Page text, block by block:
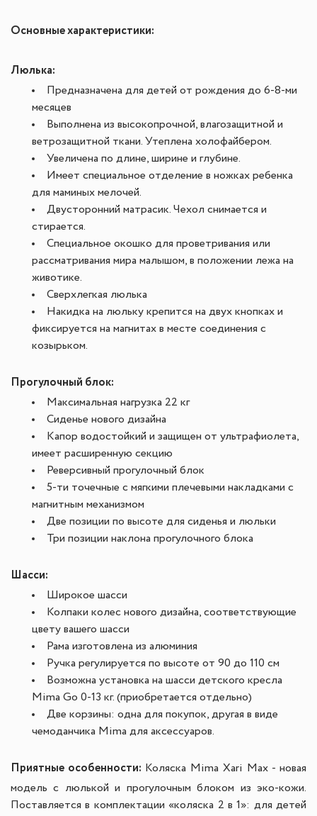
Основные характеристики:
Люлька:
Предназначена для детей от рождения до 6-8-ми
месяцев
Выполнена из высокопрочной, влагозащитной и
ветрозащитной ткани. Утеплена холофайбером.
Увеличена по длине, ширине и глубине.
Имеет специальное отделение в ножках ребенка
для маминых мелочей.
Двусторонний матрасик. Чехол снимается и
стирается.
Специальное окошко для проветривания или
рассматривания мира малышом, в положении лежа на
животике.
Сверхлегкая люлька
Накидка на люльку крепится на двух кнопках и
фиксируется на магнитах в месте соединения с
козырьком.
Прогулочный блок:
Максимальная нагрузка 22 кг
Сиденье нового дизайна
Капор водостойкий и защищен от ультрафиолета,
имеет расширенную секцию
Реверсивный прогулочный блок
5-ти точечные с мягкими плечевыми накладками с
магнитным механизмом
Две позиции по высоте для сиденья и люльки
Три позиции наклона прогулочного блока
Шасси:
Широкое шасси
Колпаки колес нового дизайна, соответствующие
цвету вашего шасси
Рама изготовлена из алюминия
Ручка регулируется по высоте от 90 до 110 см
Возможна установка на шасси детского кресла
Mima Go 0-13 кг. (приобретается отдельно)
Две корзины: одна для покупок, другая в виде
чемоданчика Mima для аксессуаров.
Приятные особенности: Коляска Mima Xari Max - новая
модель с люлькой и прогулочным блоком из эко-кожи.
Поставляется в комплектации «коляска 2 в 1»: для детей